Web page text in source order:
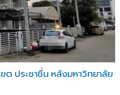
ต ประชาชื่น หลังมหาวิทยาลัย